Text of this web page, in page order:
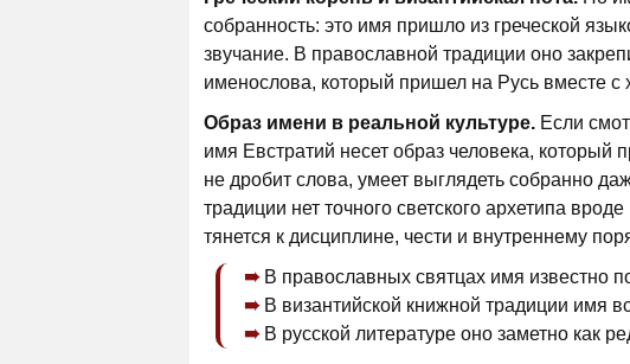
собранность: это имя пришло из греческой
звучание. В православной традиции оно
именослова, который пришел на Русь вместе с
Образ имени в реальной культуре. Если
имя Евстратий несет образ человека, который
не дробит слова, умеет выглядеть собранно
традиции нет точного светского архетипа
тянется к дисциплине, чести и внутреннему
В православных святцах имя известно
В византийской книжной традиции имя
В русской литературе оно заметно как